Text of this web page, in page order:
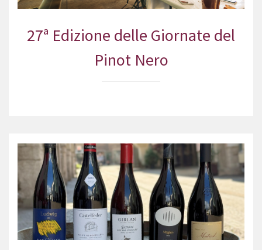
27ª Edizione delle Giornate del
Pinot Nero